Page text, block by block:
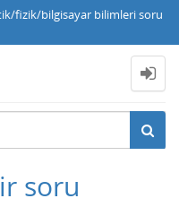
fizik/bilgisayar bilimleri soru
soru